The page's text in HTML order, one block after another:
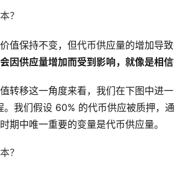
值保持不变，但代币供应量的增加导
因供应量增加而受到影响，就像是相信
转移这一角度来看，我们在下图中进
我们假设 60% 的代币供应被质押，
期中唯一重要的变量是代币供应量。